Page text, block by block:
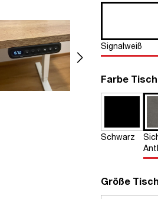
Signalweiß
Farbe
Schwarz
Größe